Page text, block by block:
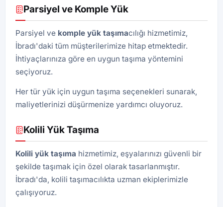
Parsiyel ve Komple Yük
Parsiyel ve komple yük taşımacılığı hizmetimiz,
İbradı'daki tüm müşterilerimize hitap etmektedir.
İhtiyaçlarınıza göre en uygun taşıma yöntemini
seçiyoruz.
Her tür yük için uygun taşıma seçenekleri sunarak,
maliyetlerinizi düşürmenize yardımcı oluyoruz.
Kolili Yük Taşıma
Kolili yük taşıma hizmetimiz, eşyalarınızı güvenli bir
şekilde taşımak için özel olarak tasarlanmıştır.
İbradı'da, kolili taşımacılıkta uzman ekiplerimizle
çalışıyoruz.